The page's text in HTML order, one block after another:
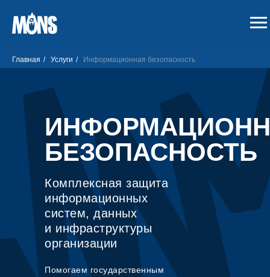
Главная / Услуги / Информационная безопасность
БЕЗОПАСНОСТЬ
Помогаем государственным
Комплексная защита
информационных
систем, данных
и инфраструктуры
организации